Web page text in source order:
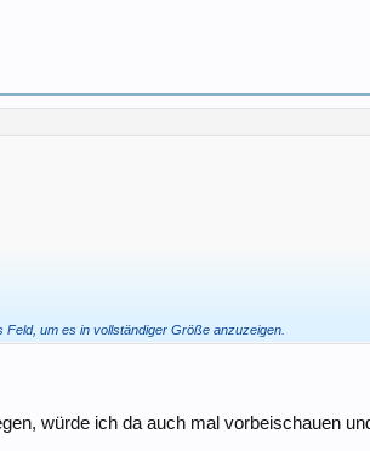
Feld, um es in vollständiger Größe anzuzeigen.
würde ich da auch mal vorbeischauen